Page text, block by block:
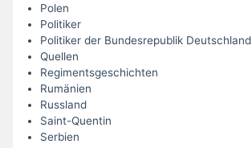
Polen
Politiker
Politiker der Bundesrepublik Deutschland
Quellen
Regimentsgeschichten
Rumänien
Russland
Saint-Quentin
Serbien